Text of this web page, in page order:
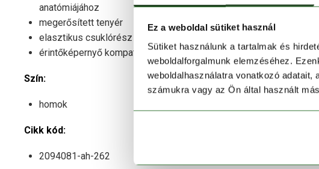
Ez a weboldal sütiket használ
Sütiket használunk a tartalmak és
weboldalforgalmunk elemzéséhez.
weboldalhasználatra vonatkozó
számukra vagy az Ön által használt
anatómiájához
megerősített tenyér
elasztikus csuklórész
érintőképernyő kompatibilis
Szín:
homok
Cikk kód:
2094081-ah-262